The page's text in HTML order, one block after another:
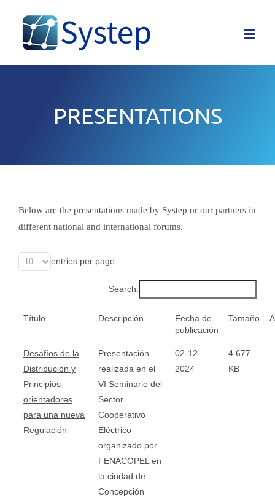
content
PRESENTATIONS
Below are the presentations made by Systep or our partners in
different national and international forums.
entries per page
Search:
Título Descripción
Fecha de
publicación
Tamaño
Desafíos de la
Distribución y
Principios
orientadores
para una nueva
Regulación
Presentación
realizada en el
VI Seminario del
Sector
Cooperativo
Eléctrico
organizado por
FENACOPEL en
la ciudad de
Concepción
02-12-
2024
4.677
KB